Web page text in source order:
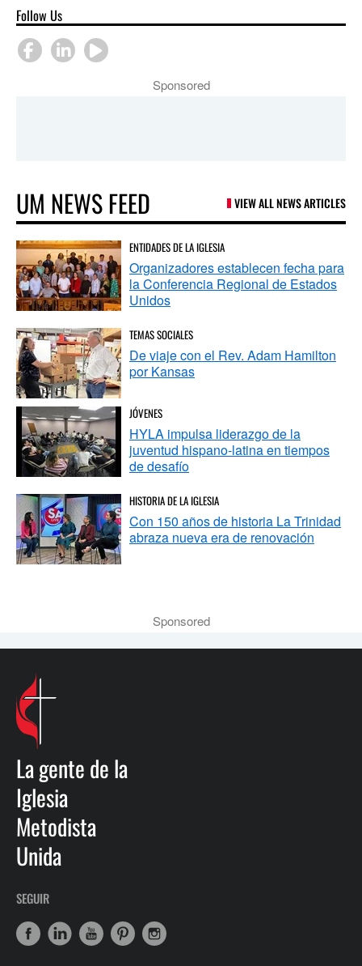
Follow Us
Sponsored
UM NEWS FEED VIEW ALL NEWS ARTICLES
ENTIDADES DE LA IGLESIA
Organizadores establecen fecha para
la Conferencia Regional de Estados
Unidos
TEMAS SOCIALES
De viaje con el Rev. Adam Hamilton
por Kansas
JÓVENES
HYLA impulsa liderazgo de la
juventud hispano-latina en tiempos
de desafío
HISTORIA DE LA IGLESIA
Con 150 años de historia La Trinidad
abraza nueva era de renovación
Sponsored
La gente de la
Iglesia
Metodista
Unida
SEGUIR